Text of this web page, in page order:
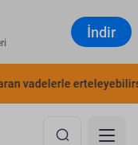
İndir
vadelerle